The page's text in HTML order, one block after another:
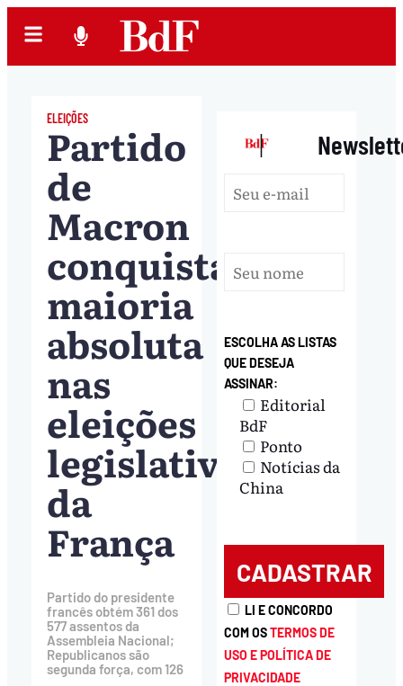
ELEIÇÕES
Partido
de
Macron
conquista
maioria
absoluta
nas
eleições
legislativas
da
França
Partido do presidente
francês obtém 361 dos
577 assentos da
Assembleia Nacional;
Republicanos são
segunda força, com 126
|
ESCOLHA AS LISTAS
QUE DESEJA
ASSINAR:
Editorial
BdF
Ponto
Notícias da
China
LI E CONCORDO
COM OSTERMOS DE
USO E POLÍTICA DE
PRIVACIDADE